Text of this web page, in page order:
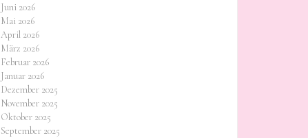
Juni 2026
Mai 2026
April 2026
März 2026
Februar 2026
Januar 2026
Dezember 2025
November 2025
Oktober 2025
September 2025